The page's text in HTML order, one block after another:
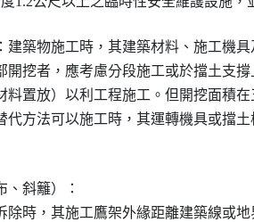
建築物施工時，其建築材料、施工機
開挖者，應考慮分段施工或於擋土支
料置放）以利工程施工。但開挖面積
代方法可以施工時，其運轉機具或擋
、斜籬）：
除時，其施工鷹架外緣距離建築線或